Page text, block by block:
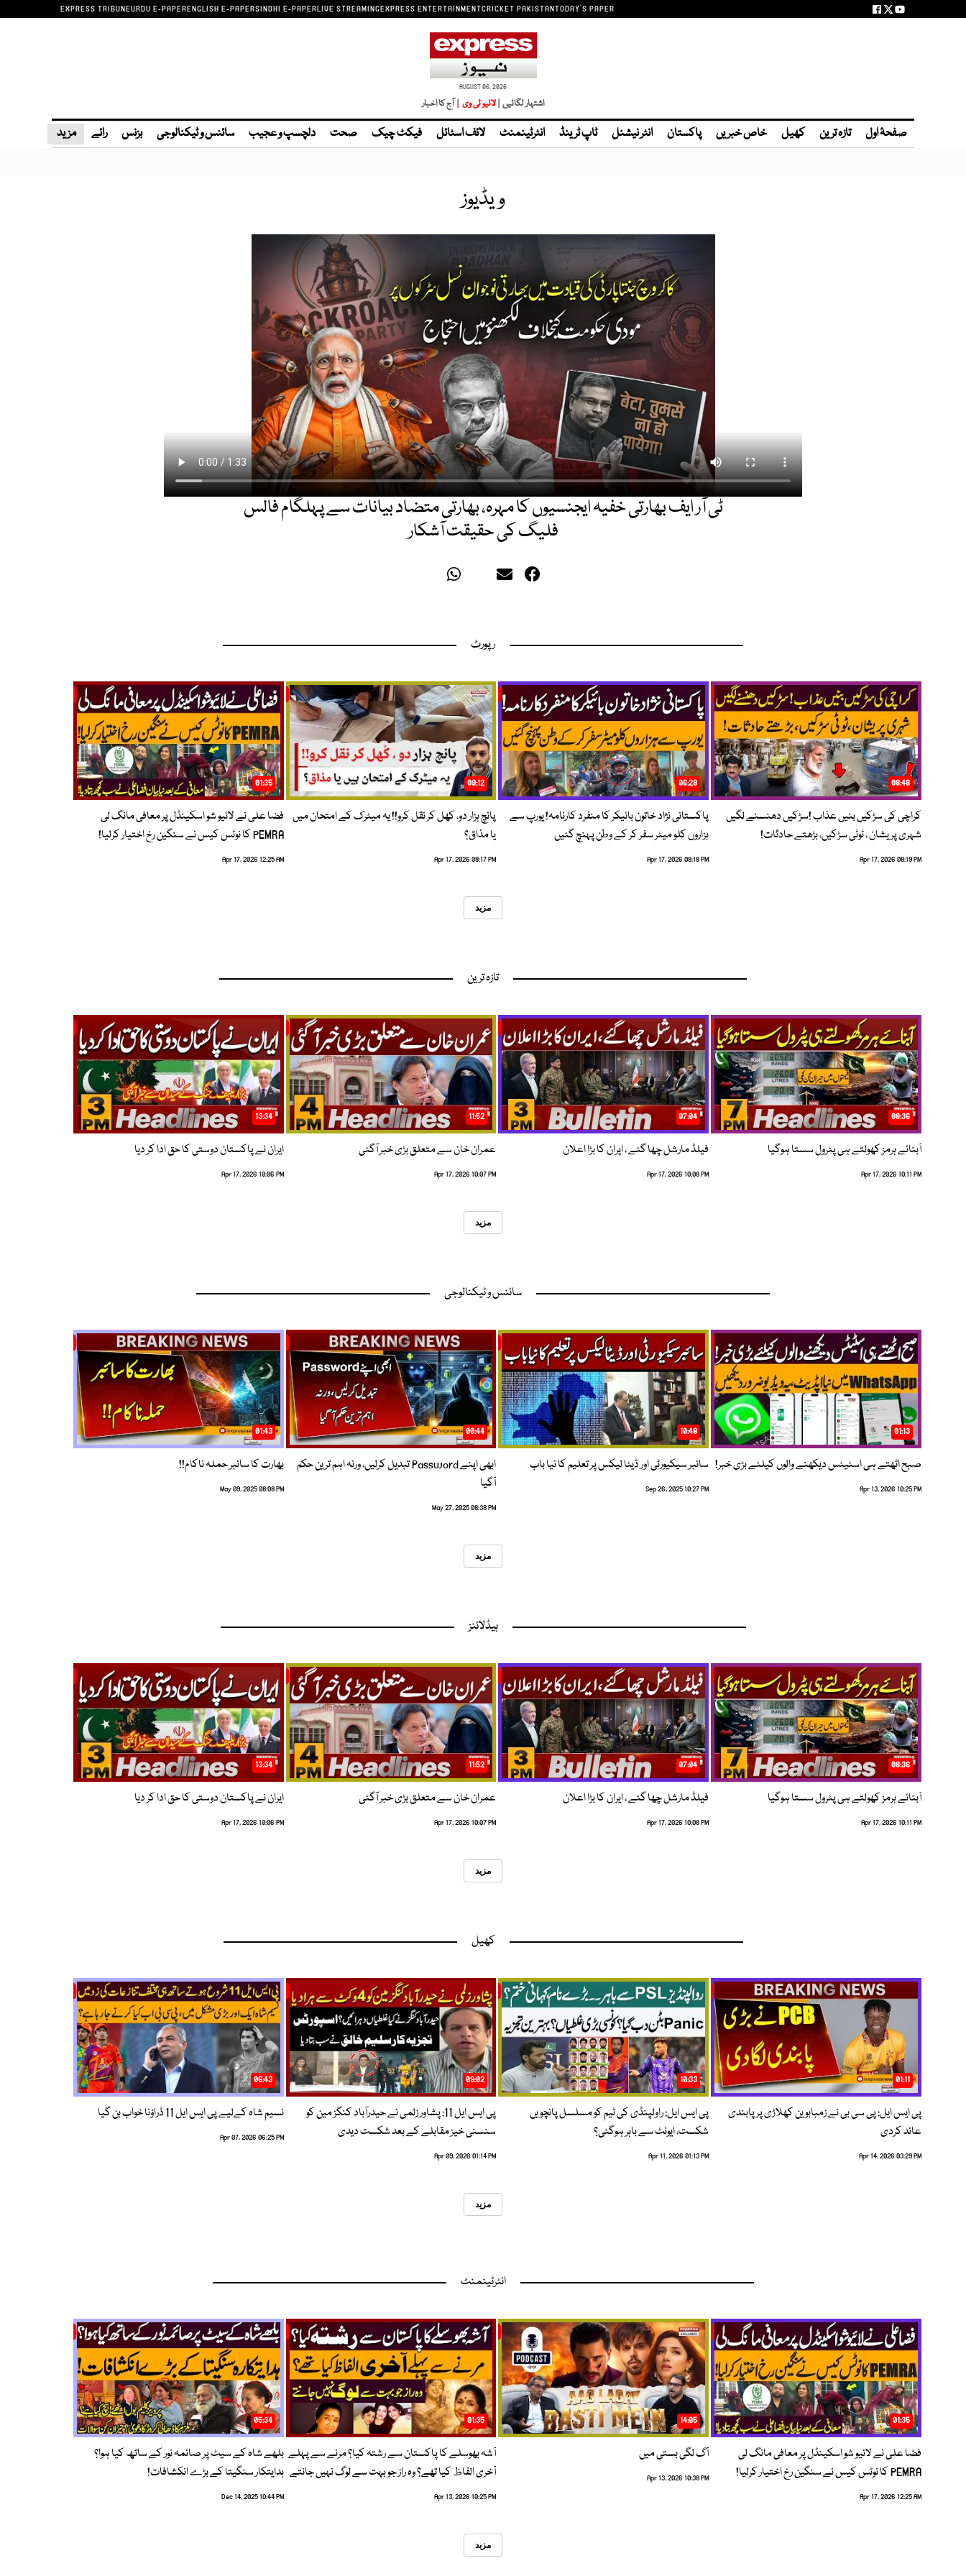
EXPRESS TRIBUNEURDU E-PAPERENGLISH E-PAPERSINDHI E-PAPERLIVE STREAMINGEXPRESS ENTERTAINMENTCRICKET PAKISTANTODAY'S PAPER
AUGUST 06, 2026
اشتہار لگائیں | | آج کا اخبار
صفحۂ اول تازہ ترین کھیل خاص خبریں پاکستان انٹر نیشنل ٹاپ ٹرینڈ انٹرٹینمنٹ لائف اسٹائل فیکٹ چیک صحت دلچسپ و عجیب سائنس و ٹیکنالوجی بزنس رائے مزید
ویڈیوز
ٹی آر ایف بھارتی خفیہ ایجنسیوں کا مہرہ، بھارتی متضاد بیانات سے پہلگام فالس
فلیگ کی حقیقت آشکار
رپورٹ
08:48
کراچی کی سڑکیں بنیں عذاب !سڑکیں دھنسنے لگیں
شہری پریشان ، ٹوٹی سڑکیں، بڑھتے حادثات!
Apr 17, 2026 08:19 PM
06:28
پاکستانی نژاد خاتون بائیکر کا منفرد کارنامہ! یورپ سے
ہزاروں کلو میٹر سفر کر کے وطن پہنچ گئیں
Apr 17, 2026 08:18 PM
09:12
پانچ ہزار دو، کھل کر نقل کرو!! یہ میٹرک کے امتحان میں
یا مذاق؟
Apr 17, 2026 08:17 PM
01:35
فضا علی نے لائیو شو اسکینڈل پر معافی مانگ لی
PEMRA کا نوٹس کیس نے سنگین رخ اختیار کرلیا!
Apr 17, 2026 12:25 AM
مزید
تازہ ترین
08:36
آبنائے ہرمز کھولتے ہی پٹرول سستا ہوگیا
Apr 17, 2026 10:11 PM
07:04
فیلڈ مارشل چھا گئے ، ایران کا بڑا اعلان
Apr 17, 2026 10:08 PM
11:52
عمران خان سے متعلق بڑی خبر آگئی
Apr 17, 2026 10:07 PM
13:34
ایران نے پاکستان دوستی کا حق ادا کر دیا
Apr 17, 2026 10:06 PM
مزید
سائنس و ٹیکنالوجی
01:13
صبح اٹھتے ہی اسٹیٹس دیکھنے والوں کیلئے بڑی خبر!
Apr 13, 2026 10:25 PM
10:48
سائبر سیکیورٹی اور ڈیٹا لیکس پر تعلیم کا نیا باب
Sep 26, 2025 10:27 PM
00:44
ابھی اپنے Password تبدیل کرلیں، ورنہ اہم ترین حکم
آگیا
May 27, 2025 08:38 PM
01:43
بھارت کا سائبر حملہ ناکام!!
May 09, 2025 08:08 PM
مزید
ہیڈلائنز
08:36
آبنائے ہرمز کھولتے ہی پٹرول سستا ہوگیا
Apr 17, 2026 10:11 PM
07:04
فیلڈ مارشل چھا گئے ، ایران کا بڑا اعلان
Apr 17, 2026 10:08 PM
11:52
عمران خان سے متعلق بڑی خبر آگئی
Apr 17, 2026 10:07 PM
13:34
ایران نے پاکستان دوستی کا حق ادا کر دیا
Apr 17, 2026 10:06 PM
مزید
کھیل
01:11
پی ایس ایل: پی سی بی نے زمبابوین کھلاڑی پر پابندی
عائد کردی
Apr 14, 2026 03:29 PM
10:33
پی ایس ایل: راولپنڈی کی ٹیم کو مسلسل پانچویں
شکست، ایونٹ سے باہر ہوگئی؟
Apr 11, 2026 01:13 PM
09:02
پی ایس ایل 11: پشاور زلمی نے حیدرآباد کنگز مین کو
سنسنی خیز مقابلے کے بعد شکست دیدی
Apr 09, 2026 01:14 PM
06:43
نسیم شاہ کےلیے پی ایس ایل 11 ڈراؤنا خواب بن گیا
Apr 07, 2026 06:25 PM
مزید
انٹرٹینمنٹ
01:35
فضا علی نے لائیو شو اسکینڈل پر معافی مانگ لی
PEMRA کا نوٹس کیس نے سنگین رخ اختیار کرلیا!
Apr 17, 2026 12:25 AM
14:05
آگ لگی بستی میں
Apr 13, 2026 10:38 PM
01:35
آشہ بھوسلے کا پاکستان سے رشتہ کیا؟ مرنے سے پہلے
آخری الفاظ کیا تھے؟ وہ راز جو بہت سے لوگ نہیں جانتے
Apr 13, 2026 10:25 PM
05:34
بلھے شاہ کے سیٹ پر صائمہ نور کے ساتھ کیا ہوا؟
ہدایتکار سنگیتا کے بڑے انکشافات!
Dec 14, 2025 10:44 PM
مزید